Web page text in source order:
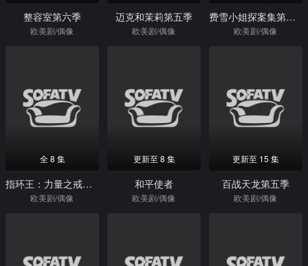
整容室第六季
欧美剧/偶像
迈克和茉莉第五季
欧美剧/偶像
费雪小姐探案集第二季
欧美剧/偶像
全 8 集
指环王：力量之戒第二季
欧美剧/偶像
更新至 8 集
和平使者
欧美剧/偶像
更新至 15 集
百战天龙第五季
欧美剧/偶像